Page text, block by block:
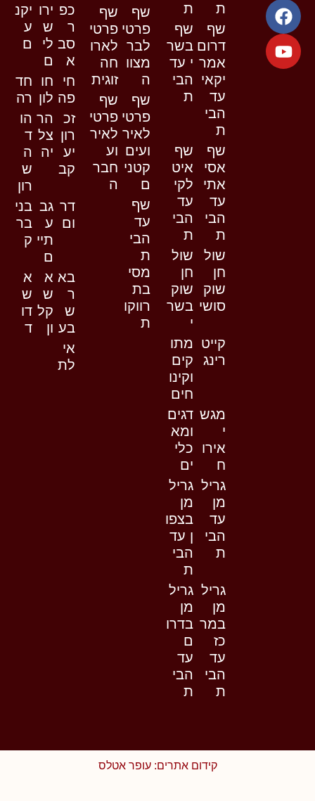
ת
ת
שף
דרום
אמר
יקאי
עד
הבי
ת
שף
בשר
י עד
הבי
ת
שף
אסי
אתי
עד
הבי
ת
שף
איט
לקי
עד
הבי
ת
שול
חן
שוק
סושי
שול
חן
שוק
בשר
י
קייט
רינג
מתו
קים
וקינו
חים
מגש
י
אירו
ח
דגים
ומא
כלי
ים
גריל
מן
עד
הבי
ת
גריל
מן
בצפו
ן עד
הבי
ת
גריל
מן
במר
כז
עד
הבי
ת
גריל
מן
בדרו
ם
עד
הבי
ת
שף
פרטי
לבר
מצוו
ה
שף
פרטי
לארו
חה
זוגית
שף
פרטי
לאיר
ועים
קטני
ם
שף
פרטי
לאיר
וע
חבר
ה
שף
עד
הבי
ת
מסי
בת
רווקו
ת
כפ
ר
סב
א
ירו
ש
לי
ם
יקנ
ע
ם
חי
פה
חו
לון
חד
רה
זכ
רון
יע
קב
הר
צל
יה
הו
ד
ה
ש
רון
דר
ום
גב
ע
תיי
ם
בני
בר
ק
בא
ר
ש
בע
א
ש
קל
ון
א
ש
דו
ד
אי
לת
קידום אתרים: עופר אטלס